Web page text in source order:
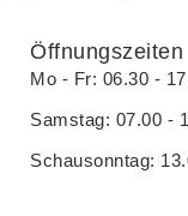
Öffnungszeiten
Mo - Fr: 06.30 -
Samstag: 07.00 -
Schausonntag: